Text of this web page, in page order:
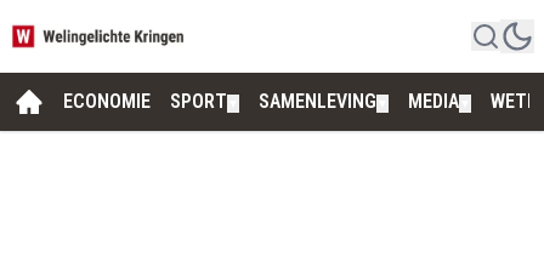
ECONOMIE SPORT SAMENLEVING MEDIA